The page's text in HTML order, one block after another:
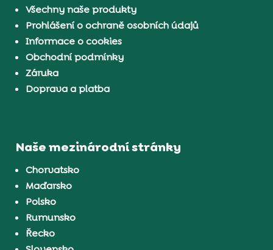
Všechny naše produkty
Prohlášení o ochraně osobních údajů
Informace o cookies
Obchodní podmínky
Záruka
Doprava a platba
Naše mezinárodní stránky
Chorvatsko
Maďarsko
Polsko
Rumunsko
Řecko